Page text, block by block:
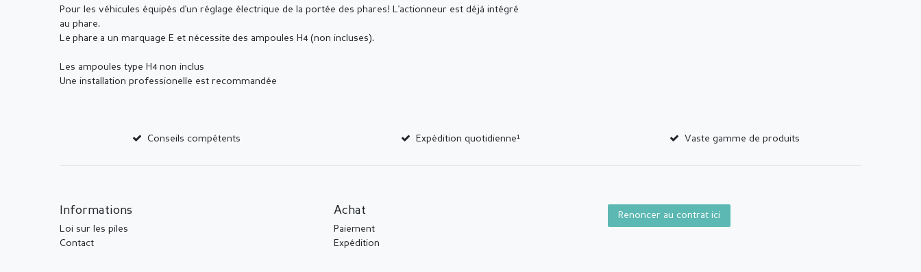
Pour les véhicules équipés d'un réglage électrique de la portée des phares! L'actionneur est déjà intégré
au phare.
Le phare a un marquage E et nécessite des ampoules H4 (non incluses).
Les ampoules type H4 non inclus
Une installation professionelle est recommandée
Conseils compétents Expédition quotidienne¹ Vaste gamme de produits
Informations
Loi sur les piles
Contact
Achat
Paiement
Expédition
Renoncer au contrat ici